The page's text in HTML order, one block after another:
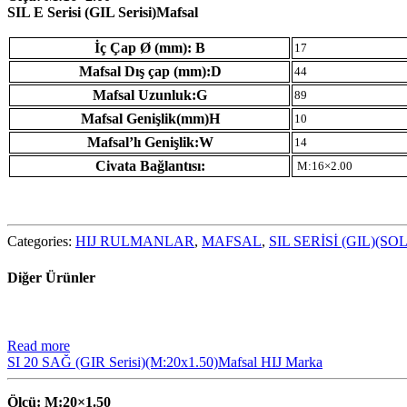
SIL E Serisi (GIL Serisi)Mafsal
İç Çap Ø (mm): B 17
Mafsal Dış çap (mm):D 44
Mafsal Uzunluk:G 89
Mafsal Genişlik(mm)H 10
Mafsal’lı Genişlik:W 14
Civata Bağlantısı: M:16×2.00
Categories: HIJ RULMANLAR, MAFSAL, SIL SERİSİ
Diğer Ürünler
Read more
SI 20 SAĞ (GIR Serisi)(M:20x1.50)Mafsal HIJ Marka
Ölçü: M:20×1.50